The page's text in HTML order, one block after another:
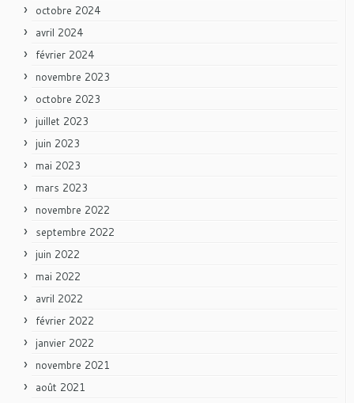
octobre 2024
avril 2024
février 2024
novembre 2023
octobre 2023
juillet 2023
juin 2023
mai 2023
mars 2023
novembre 2022
septembre 2022
juin 2022
mai 2022
avril 2022
février 2022
janvier 2022
novembre 2021
août 2021